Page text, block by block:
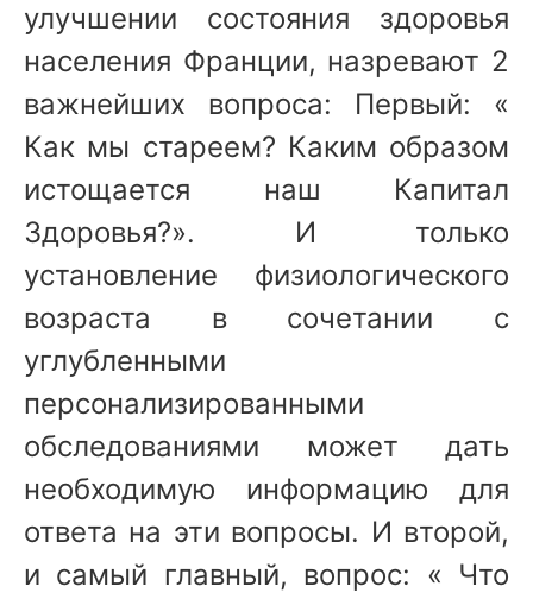
улучшении состояния здоровья
населения Франции, назревают 2
важнейших вопроса: Первый: «
Как мы стареем? Каким образом
истощается наш Капитал
Здоровья?». И только
установление физиологического
возраста в сочетании с
углубленными
персонализированными
обследованиями может дать
необходимую информацию для
ответа на эти вопросы. И второй,
и самый главный, вопрос: « Что